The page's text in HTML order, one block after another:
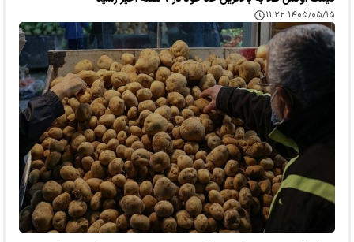
۱۴۰۵/۰۵/۱۵ ۱۱:۲۲